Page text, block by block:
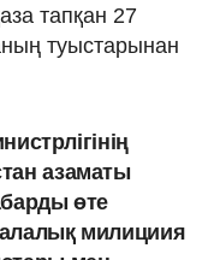
тапқан 27
туыстарынан
азаматы
өте
милициия